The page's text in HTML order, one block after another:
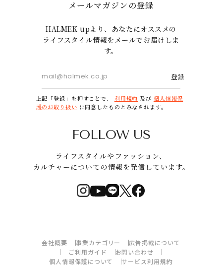
メールマガジンの登録
HALMEK upより、あなたにオススメの
ライフスタイル情報をメールでお届けしま
す。
登録
上記「登録」を押すことで、 利用規約 及び 個人情報保
護のお取り扱い に同意したものとみなされます。
FOLLOW US
ライフスタイルやファッション、
カルチャーについての情報を発信しています。
会社概要 事業カテゴリー
広告掲載について
ご利用ガイド
お問い合わせ
個人情報保護について
サービス利用規約